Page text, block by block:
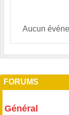
Aucun
FORUMS
Général